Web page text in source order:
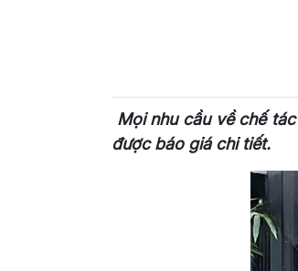
Mọi nhu cầu về chế tác
được báo giá chi tiết.